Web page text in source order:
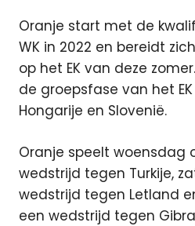
Oranje start met de
WK in 2022 en bereidt
op het EK van deze
de groepsfase van het EK
Hongarije en Slovenië.
Oranje speelt woensdag
wedstrijd tegen Turkije,
wedstrijd tegen Letland
een wedstrijd tegen